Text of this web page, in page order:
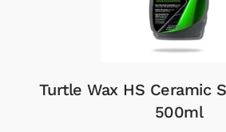
Meguiar's Hybrid
€31,70